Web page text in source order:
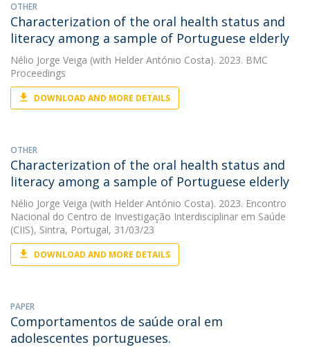
OTHER
Characterization of the oral health status and
literacy among a sample of Portuguese elderly
Nélio Jorge Veiga (with Helder António Costa). 2023. BMC
Proceedings
DOWNLOAD AND MORE DETAILS
OTHER
Characterization of the oral health status and
literacy among a sample of Portuguese elderly
Nélio Jorge Veiga (with Helder António Costa). 2023. Encontro
Nacional do Centro de Investigação Interdisciplinar em Saúde
(CIIS), Sintra, Portugal, 31/03/23
DOWNLOAD AND MORE DETAILS
PAPER
Comportamentos de saúde oral em
adolescentes portugueses.